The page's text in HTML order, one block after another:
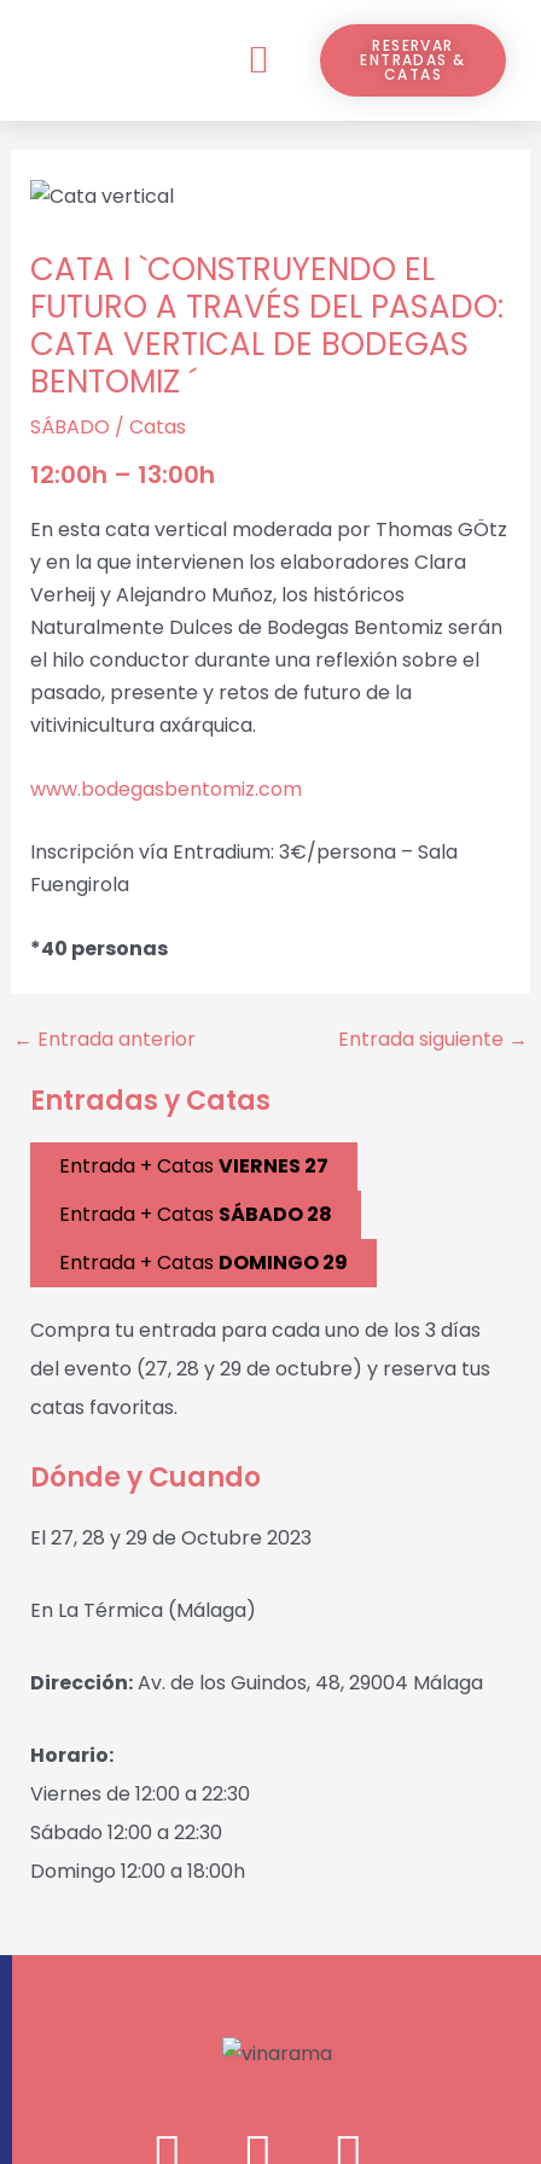
Menú RESERVAR
ENTRADAS &
CATAS
CATA I `CONSTRUYENDO EL
FUTURO A TRAVÉS DEL PASADO:
CATA VERTICAL DE BODEGAS
BENTOMIZ ´
SÁBADO / Catas
12:00h – 13:00h
En esta cata vertical moderada por Thomas GÖtz
y en la que intervienen los elaboradores Clara
Verheij y Alejandro Muñoz, los históricos
Naturalmente Dulces de Bodegas Bentomiz serán
el hilo conductor durante una reflexión sobre el
pasado, presente y retos de futuro de la
vitivinicultura axárquica.
www.bodegasbentomiz.com
Inscripción vía Entradium: 3€/persona – Sala
Fuengirola
*40 personas
← Entrada anterior Entrada siguiente →
Entradas y Catas
Entrada + CatasVIERNES 27
Entrada + Catas SÁBADO 28
Entrada + Catas DOMINGO 29
Compra tu entrada para cada uno de los 3 días
del evento (27, 28 y 29 de octubre) y reserva tus
catas favoritas.
Dónde y Cuando
El 27, 28 y 29 de Octubre 2023
En La Térmica (Málaga)
Dirección:Av. de los Guindos, 48, 29004 Málaga
Horario:
Viernes de 12:00 a 22:30
Sábado 12:00 a 22:30
Domingo 12:00 a 18:00h